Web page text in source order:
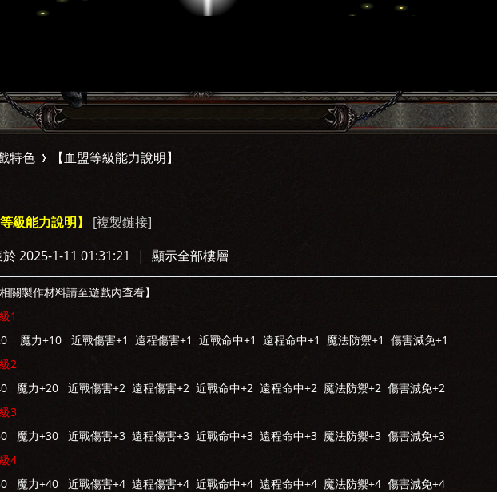
特色
›
【血盟等級能力說明】
級能力說明】
[複製鏈接]
2025-1-11 01:31:21 | 顯示全部樓層
相關製作材料請至遊戲內查看】
1
魔力+10 近戰傷害+1 遠程傷害+1 近戰命中+1 遠程命中+1 魔法防禦+1 傷害減免+1
2
魔力+20 近戰傷害+2 遠程傷害+2 近戰命中+2 遠程命中+2 魔法防禦+2 傷害減免+2
3
魔力+30 近戰傷害+3 遠程傷害+3 近戰命中+3 遠程命中+3 魔法防禦+3 傷害減免+3
4
魔力+40 近戰傷害+4 遠程傷害+4 近戰命中+4 遠程命中+4 魔法防禦+4 傷害減免+4